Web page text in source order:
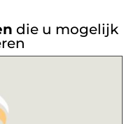
die u mogelijk